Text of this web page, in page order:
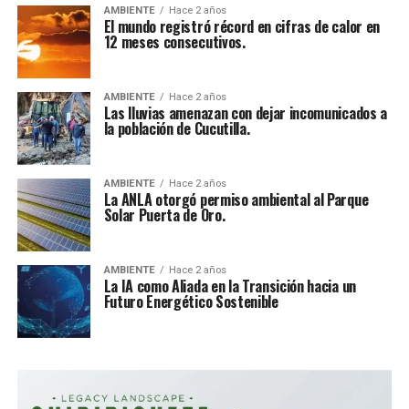
AMBIENTE Hace 2 años
El mundo registró récord en cifras de calor en
12 meses consecutivos.
AMBIENTE Hace 2 años
Las lluvias amenazan con dejar incomunicados a
la población de Cucutilla.
AMBIENTE Hace 2 años
La ANLA otorgó permiso ambiental al Parque
Solar Puerta de Oro.
AMBIENTE Hace 2 años
La IA como Aliada en la Transición hacia un
Futuro Energético Sostenible